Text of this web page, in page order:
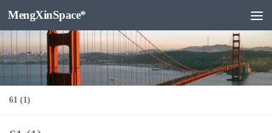
跳至内容
MengXinSpace*
61 (1)